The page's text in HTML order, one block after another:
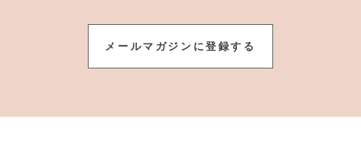
メールマガジンに登録する